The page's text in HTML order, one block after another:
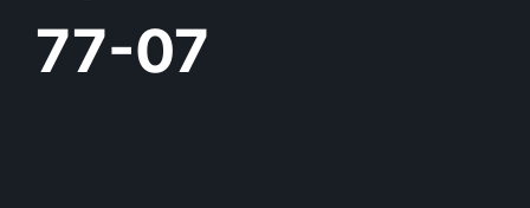
77-07